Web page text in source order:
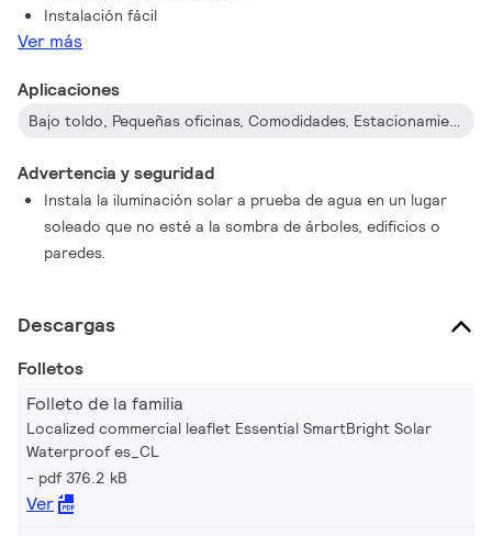
Instalación fácil
Ver más
Aplicaciones
Bajo toldo, Pequeñas oficinas, Comodidades, Estacionamiento cubierto, Refugio temporal, Áreas no funcionales de almacén, Jardín, Patio trasero, Tiendas de campaña…
Advertencia y seguridad
Instala la iluminación solar a prueba de agua en un lugar
soleado que no esté a la sombra de árboles, edificios o
paredes.
Descargas
Folletos
Folleto de la familia
Localized commercial leaflet Essential SmartBright Solar
Waterproof es_CL
pdf 376.2 kB
Ver